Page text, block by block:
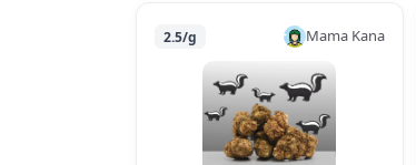
2.5/g Mama Kana